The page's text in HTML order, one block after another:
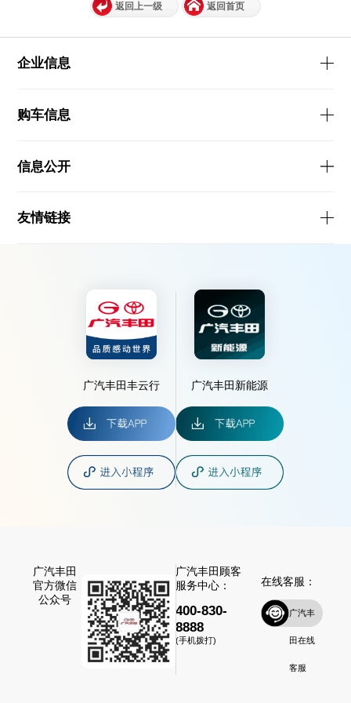
返回上一级 返回首页
企业信息
购车信息
信息公开
友情链接
广汽丰田丰云行 广汽丰田新能源
广汽丰田
官方微信
公众号
广汽丰田顾客
服务中心：
400-830-
8888
(手机拨打)
在线客服：
广汽丰
田在线
客服